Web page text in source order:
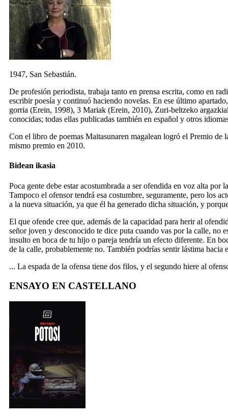
1947, San Sebastián.
De profesión periodista, trabaja tanto en prensa escrita, como en
escribir poesía y continuó haciendo novelas. En ese último
gorria (Erein, 1998), 3 Mariak (Erein, 2010), Zuri-beltzeko
conocidas; todas ellas publicadas también en español y otros
Con el libro de poemas Maitasunaren magalean logró el Premio de
mismo premio en 2010.
Bidean ikasia
Poca gente debe estar acostumbrada a ser ofendida en voz alta por
Tampoco el ofensor tendrá esa costumbre, seguramente, pero los
a la nueva situación, ya que él ha generado dicha situación, y
El que ofende cree que, además de la capacidad para herir al
señor joven y desconocido te dice puta cuando vas por la calle, no
insulto en boca de tu hijo o pareja tendría un efecto diferente. En
de la calle, probablemente no. También podrías sentir lástima hacia
... La espada de la ofensa tiene dos filos, y el segundo hiere al
ENSAYO EN CASTELLANO